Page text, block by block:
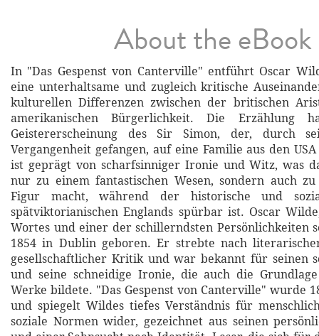
About the eBook
In "Das Gespenst von Canterville" entführt Oscar
eine unterhaltsame und zugleich kritische
kulturellen Differenzen zwischen der britischen
amerikanischen Bürgerlichkeit. Die Erzählung
Geistererscheinung des Sir Simon, der, durch
Vergangenheit gefangen, auf eine Familie aus den
ist geprägt von scharfsinniger Ironie und Witz, was
nur zu einem fantastischen Wesen, sondern auch
Figur macht, während der historische und
spätviktorianischen Englands spürbar ist. Oscar
Wortes und einer der schillerndsten Persönlichkeiten
1854 in Dublin geboren. Er strebte nach
gesellschaftlicher Kritik und war bekannt für seinen
und seine schneidige Ironie, die auch die
Werke bildete. "Das Gespenst von Canterville" wurde
und spiegelt Wildes tiefes Verständnis für
soziale Normen wider, gezeichnet aus seinen